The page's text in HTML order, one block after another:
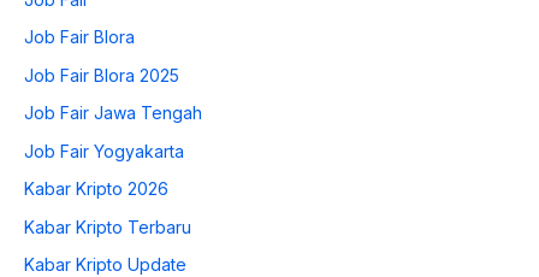
Job Fair Blora
Job Fair Blora 2025
Job Fair Jawa Tengah
Job Fair Yogyakarta
Kabar Kripto 2026
Kabar Kripto Terbaru
Kabar Kripto Update